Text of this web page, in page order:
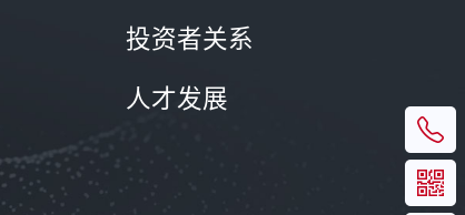
投资者关系
人才发展